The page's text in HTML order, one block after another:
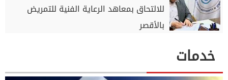
للالتحاق بمعاهد الرعاية الفنية للتمريض
بالأقصر
خدمات